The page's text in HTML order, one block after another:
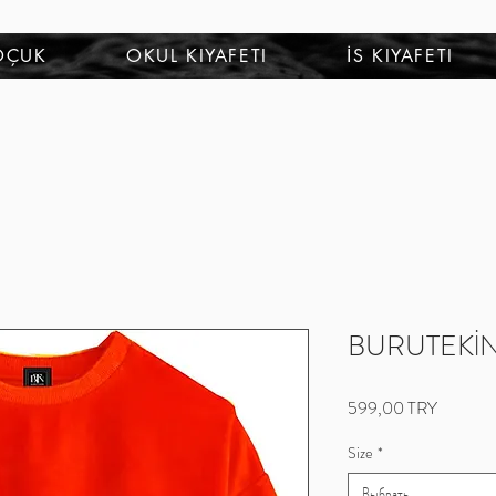
OKUL KIYAFETI İS KIYAFETI
599,00 TRYЦена
Size *